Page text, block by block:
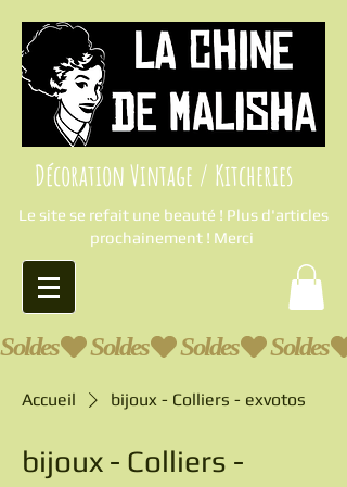
Décoration Vintage / Kitcheries
Le site se refait une beauté ! Plus d'articles
prochainement ! Merci
Soldes
Accueil bijoux - Colliers - exvotos
bijoux - Colliers -